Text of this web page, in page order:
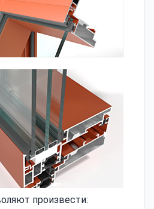
произвести: